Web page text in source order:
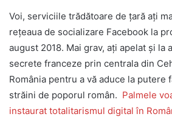
Voi, serviciile trădătoare de țară ați
rețeaua de socializare Facebook la
august 2018. Mai grav, ați apelat și
secrete franceze prin centrala din
România pentru a vă aduce la putere
străini de poporul român. Palmele
instaurat totalitarismul digital în